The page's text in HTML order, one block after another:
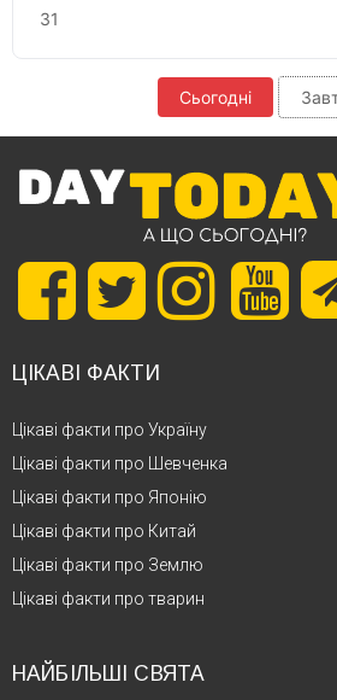
31
Сьогодні
ЦІКАВІ ФАКТИ
Цікаві факти про Україну
Цікаві факти про Шевченка
Цікаві факти про Японію
Цікаві факти про Китай
Цікаві факти про Землю
Цікаві факти про тварин
НАЙБІЛЬШІ СВЯТА